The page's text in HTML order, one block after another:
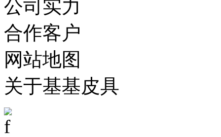
公司实力
合作客户
网站地图
关于基基皮具